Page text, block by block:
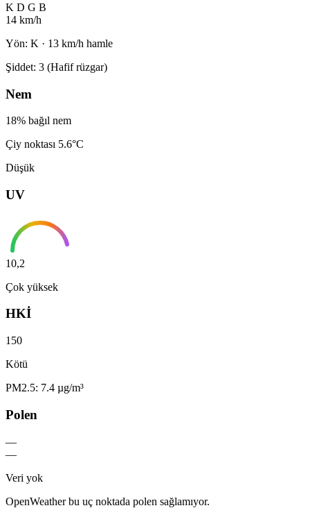
K D G B
14 km/h
Yön: K · 13 km/h hamle
Şiddet: 3 (Hafif rüzgar)
Nem
18% bağıl nem
Çiy noktası 5.6°C
Düşük
UV
10,2
Çok yüksek
HKİ
150
Kötü
PM2.5: 7.4 µg/m³
Polen
—
—
Veri yok
OpenWeather bu uç noktada polen sağlamıyor.